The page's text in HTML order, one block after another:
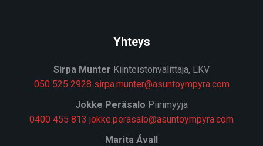
Yhteys
Sirpa Munter Kiinteistönvälittäja, LKV
050 525 2928 sirpa.munter@asuntoympyra.com
Jokke Peräsalo Piirimyyjä
0400 455 813 jokke.perasalo@asuntoympyra.com
Marita Åvall